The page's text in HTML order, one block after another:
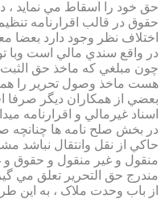
حق خود را اسقاط مي نمايد ،
حقوق در قالب اقرارنامه
اختلاف نظر وجود دارد بعضا
در واقع سندي مالي است وبا
چون مبلغي كه ماخذ حق
هست ماخذ وصول تحرير را
بعضي از همكاران ديگر صرفا
اسناد غيرمالي و اقرارنامه
در بخش صلح نامه ها چنانچه
حاكي از نقل وانتقال نباشد
منقول و غير منقول و حقوق
مندرج حق التحرير تعلق مي
از باب وحدت ملاک ، به این